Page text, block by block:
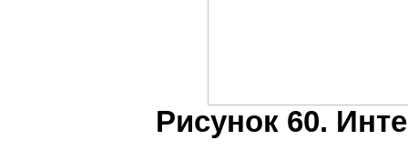
Рисунок 60.